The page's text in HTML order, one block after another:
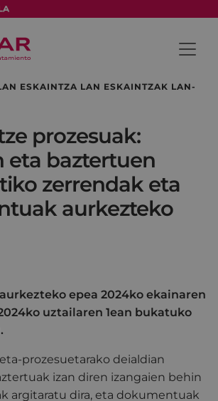
ESKAINTZA LAN ESKAINTZAK LAN-
prozesuak:
eta baztertuen
zerrendak eta
aurkezteko
epea 2024ko ekainaren
uztailaren 1ean bukatuko
prozesuetarako deialdian
izan diren izangaien behin
argitaratu dira, eta dokumentuak